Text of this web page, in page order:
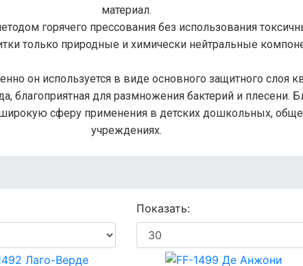
материал.
горячего прессования без использования
только природные и химически нейтральные
он используется в виде основного защитного слоя
благоприятная для размножения бактерий и плесени.
сферу применения в детских дошкольных,
учреждениях.
Показать: